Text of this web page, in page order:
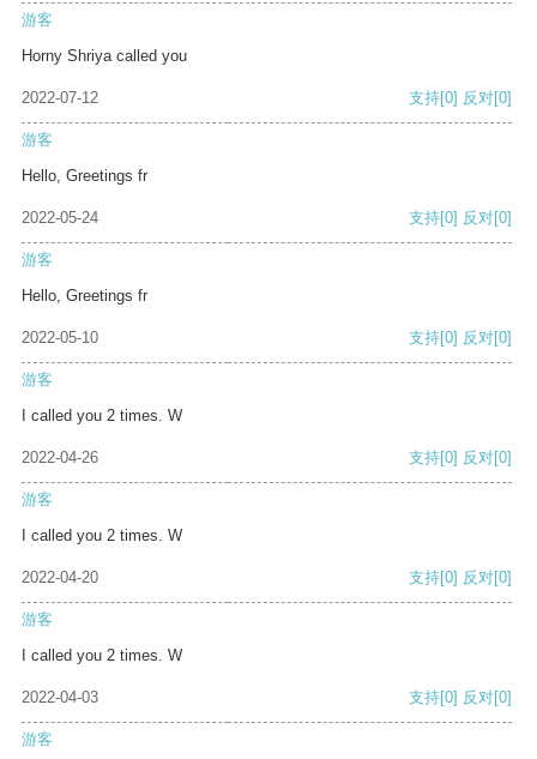
游客
Horny Shriya called you
2022-07-12 支持[0] 反对[0]
游客
Hello, Greetings fr
2022-05-24 支持[0] 反对[0]
游客
Hello, Greetings fr
2022-05-10 支持[0] 反对[0]
游客
I called you 2 times. W
2022-04-26 支持[0] 反对[0]
游客
I called you 2 times. W
2022-04-20 支持[0] 反对[0]
游客
I called you 2 times. W
2022-04-03 支持[0] 反对[0]
游客